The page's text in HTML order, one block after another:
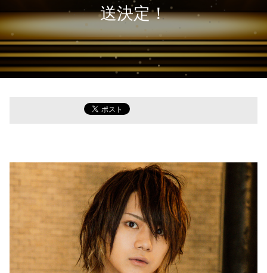
送決定！